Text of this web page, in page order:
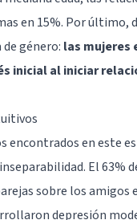
en 15%. Por último,
género: las mujeres
inicial al iniciar
encontrados en este
El 63%
sobre los amigos
depresión